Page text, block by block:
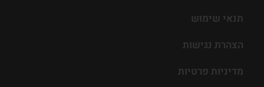
תנאי שימוש
הצהרת נגישות
מדיניות פרטיות